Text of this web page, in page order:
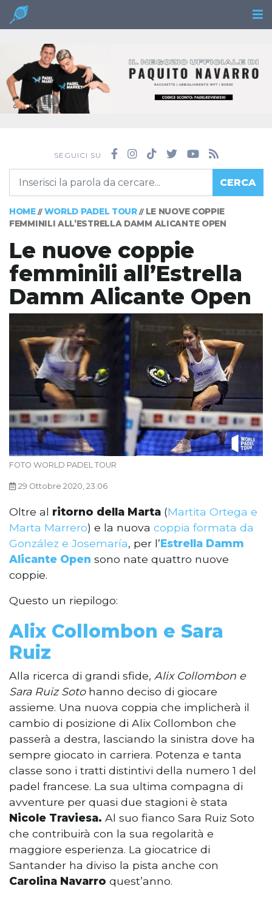
SEGUICI SU
CERCA
HOME// WORLD PADEL TOUR// LE NUOVE COPPIE
FEMMINILI ALL’ESTRELLA DAMM ALICANTE OPEN
Le nuove coppie
femminili all’Estrella
Damm Alicante Open
FOTO WORLD PADEL TOUR
29 Ottobre 2020, 23:06
Oltre al ritorno della Marta (Martita Ortega e
Marta Marrero) e la nuova coppia formata da
González e Josemaría, per l’Estrella Damm
Alicante Open sono nate quattro nuove
coppie.
Questo un riepilogo:
Alix Collombon e Sara
Ruiz
Alla ricerca di grandi sfide, Alix Collombon e
Sara Ruiz Sotohanno deciso di giocare
assieme. Una nuova coppia che implicherà il
cambio di posizione di Alix Collombon che
passerà a destra, lasciando la sinistra dove ha
sempre giocato in carriera. Potenza e tanta
classe sono i tratti distintivi della numero 1 del
padel francese. La sua ultima compagna di
avventure per quasi due stagioni è stata
Nicole Traviesa. Al suo fianco Sara Ruiz Soto
che contribuirà con la sua regolarità e
maggiore esperienza. La giocatrice di
Santander ha diviso la pista anche con
Carolina Navarro quest’anno.